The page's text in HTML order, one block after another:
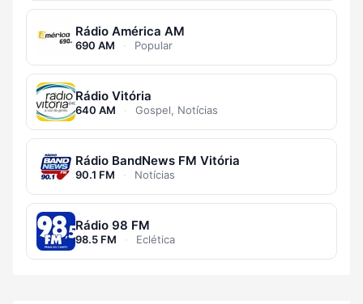
Rádio América AM
690 AM · Popular
Rádio Vitória
640 AM · Gospel, Notícias
Rádio BandNews FM Vitória
90.1 FM · Notícias
Rádio 98 FM
98.5 FM · Eclética